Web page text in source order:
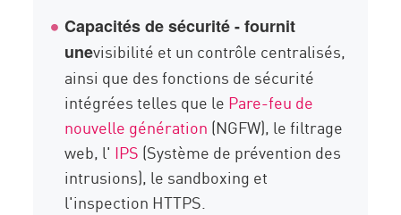
Capacités de sécurité - fournit
unevisibilité et un contrôle centralisés,
ainsi que des fonctions de sécurité
intégrées telles que le Pare-feu de
nouvelle génération (NGFW), le filtrage
web, l' IPS (Système de prévention des
intrusions), le sandboxing et
l'inspection HTTPS.